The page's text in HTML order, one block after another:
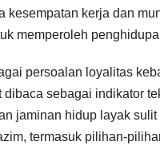
kerja dan
memperoleh
persoalan loyalitas
sebagai indikator
jaminan hidup layak
termasuk pilihan-